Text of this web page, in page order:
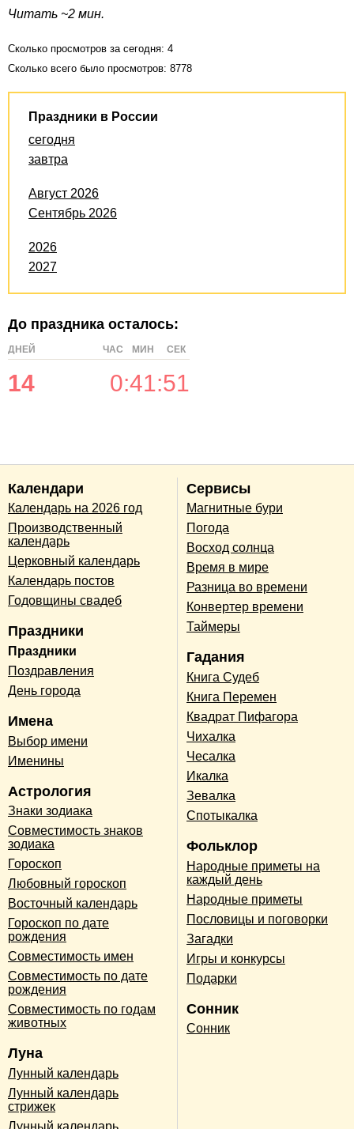
Читать ~2 мин.
Сколько просмотров за сегодня: 4
Сколько всего было просмотров: 8778
Праздники в России
сегодня
завтра
Август 2026
Сентябрь 2026
2026
2027
До праздника осталось:
ДНЕЙ ЧАС МИН СЕК
14 0:41:51
Календари
Календарь на 2026 год
Производственный
календарь
Церковный календарь
Календарь постов
Годовщины свадеб
Праздники
Праздники
Поздравления
День города
Имена
Выбор имени
Именины
Астрология
Знаки зодиака
Совместимость знаков
зодиака
Гороскоп
Любовный гороскоп
Восточный календарь
Гороскоп по дате
рождения
Совместимость имен
Совместимость по дате
рождения
Совместимость по годам
животных
Луна
Лунный календарь
Лунный календарь
стрижек
Лунный календарь
Сервисы
Магнитные бури
Погода
Восход солнца
Время в мире
Разница во времени
Конвертер времени
Таймеры
Гадания
Книга Судеб
Книга Перемен
Квадрат Пифагора
Чихалка
Чесалка
Икалка
Зевалка
Спотыкалка
Фольклор
Народные приметы на
каждый день
Народные приметы
Пословицы и поговорки
Загадки
Игры и конкурсы
Подарки
Сонник
Сонник